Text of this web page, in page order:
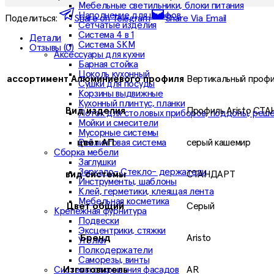
Мебельные светильники, блоки питания
Наполнение для шкафов
Сетчатые изделия
Система 4 в 1
Система SKM
Аксессуары для кухни
Барная стойка
Цоколь кухонный
Сушки для посуды
Корзины выдвижные
Кухонный плинтус, планки
Лоток для столовых приборов, поддоны,
Мойки и смесители
Мусорные системы
Рейлинговая система
Сборка мебели
Заглушки
Зеркало- Стекло- держатели
Инструменты, шаблоны
Клей, герметики, клеящая лента
Мебельная косметика
Крепежная фурнитура
Подвески
Эксцентрики, стяжки
Уголки
Полкодержатели
Саморезы, винты
Системы открывания фасадов
Поделиться: Share on Telegram
Share Via Email
Детали
Отзывы (0)
ассортимент Алюминиевого профиля Вертикальный
Вид издeлия Профиль Aristo
цвет АП серый кашемир
вид системы СТАНДАРТ
Цвет общий Серый
Бренд Aristo
Изготовитель AR